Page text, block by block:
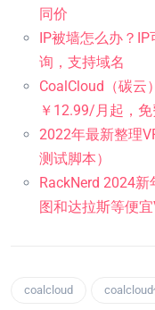
同价
IP被墙怎么办？
询，支持域名
CoalCloud（碳云
￥12.99/月起，
2022年最新整理
测试脚本）
RackNerd 2024
图和达拉斯等便
coalcloud